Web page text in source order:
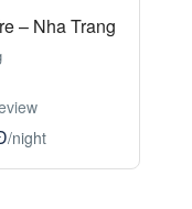
– Nha Trang
/night